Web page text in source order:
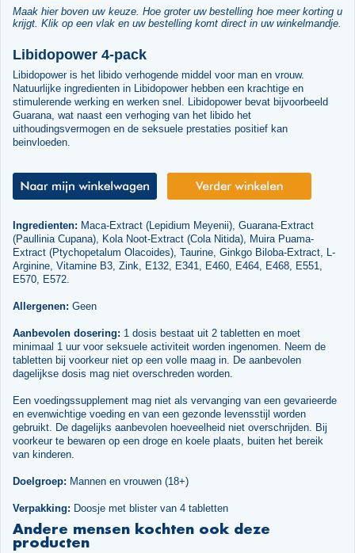
Maak hier boven uw keuze. Hoe groter uw bestelling hoe meer korting u
krijgt. Klik op een vlak en uw bestelling komt direct in uw winkelmandje.
Libidopower 4-pack
Libidopower is het libido verhogende middel voor man en vrouw.
Natuurlijke ingredienten in Libidopower hebben een krachtige en
stimulerende werking en werken snel. Libidopower bevat bijvoorbeeld
Guarana, wat naast een verhoging van het libido het
uithoudingsvermogen en de seksuele prestaties positief kan
beinvloeden.
Ingredienten: Maca-Extract (Lepidium Meyenii), Guarana-Extract
(Paullinia Cupana), Kola Noot-Extract (Cola Nitida), Muira Puama-
Extract (Ptychopetalum Olacoides), Taurine, Ginkgo Biloba-Extract, L-
Arginine, Vitamine B3, Zink, E132, E341, E460, E464, E468, E551,
E570, E572.
Allergenen: Geen
Aanbevolen dosering: 1 dosis bestaat uit 2 tabletten en moet
minimaal 1 uur voor seksuele activiteit worden ingenomen. Neem de
tabletten bij voorkeur niet op een volle maag in. De aanbevolen
dagelijkse dosis mag niet overschreden worden.
Een voedingssupplement mag niet als vervanging van een gevarieerde
en evenwichtige voeding en van een gezonde levensstijl worden
gebruikt. De dagelijks aanbevolen hoeveelheid niet overschrijden. Bij
voorkeur te bewaren op een droge en koele plaats, buiten het bereik
van kinderen.
Doelgroep: Mannen en vrouwen (18+)
Verpakking: Doosje met blister van 4 tabletten
Andere mensen kochten ook deze
producten